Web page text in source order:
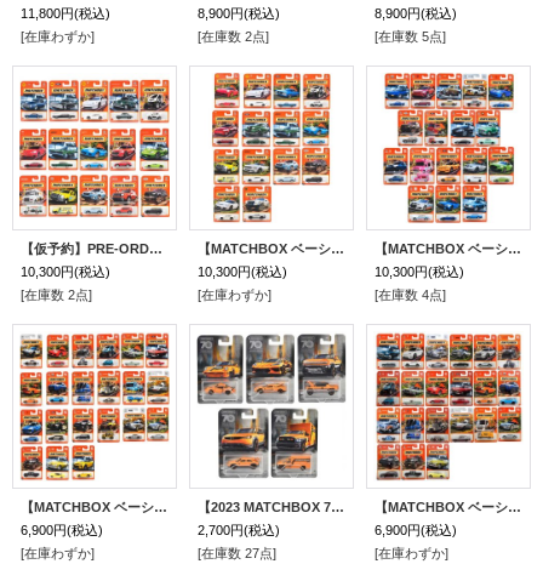
11,800円(税込)
[在庫わずか]
8,900円(税込)
[在庫数 2点]
8,900円(税込)
[在庫数 5点]
【仮予約】PRE-ORDER 【MATCHBOX ベーシック 2024 "C"アソート 24台入り (国内流通版)】 (2024年2月下旬入荷予定）（お取り置き不可）
10,300円(税込)
[在庫数 2点]
【MATCHBOX ベーシック 2024 "B"アソート 24台入り (国内流通版)】（お取り置き不可）
10,300円(税込)
[在庫わずか]
【MATCHBOX ベーシック 2023 "U"アソート 24台入り (国内流通版)】（お取り置き不可）
10,300円(税込)
[在庫数 4点]
【MATCHBOX ベーシック 2023 "R"アソート 24台入り (国内流通版)】
6,900円(税込)
[在庫わずか]
【2023 MATCHBOX 70周年 ムービングパーツ アソート 5種セット】'80 ポルシェ 911 ターボ/2020 シェビー コルベット/2022 ハマー EV/2021 マツダ MX/2019 ラム アンビュランス
2,700円(税込)
[在庫数 27点]
【MATCHBOX ベーシック 2023 "Q"アソート 24台入り (国内流通版)】
6,900円(税込)
[在庫わずか]